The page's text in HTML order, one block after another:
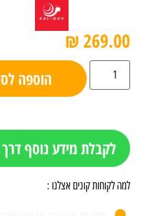
₪ 269.00
הוספה
לקבלת מידע נוסף
למה לקוחות קונים אצלנו :